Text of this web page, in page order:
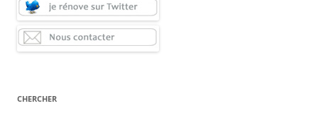
CHERCHER